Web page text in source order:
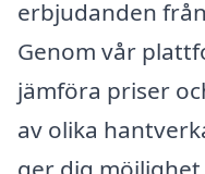
erbjudanden
Genom vår
jämföra priser
av olika